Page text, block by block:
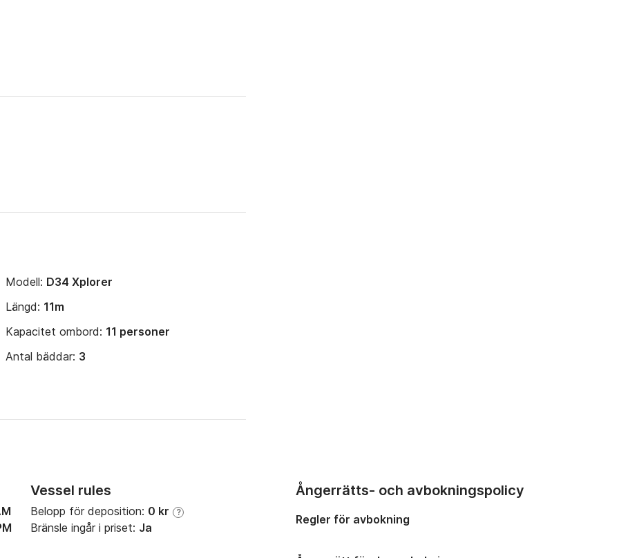
Modell: D34 Xplorer
Längd: 11m
Kapacitet ombord: 11 personer
Antal bäddar: 3
Vessel rules
Belopp för deposition: 0 kr ?
Bränsle ingår i priset: Ja
Ångerrätts- och avbokningspolicy
Regler för avbokning